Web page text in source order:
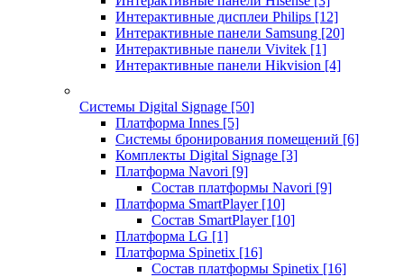
Интерактивные дисплеи Philips [12]
Интерактивные панели Samsung [20]
Интерактивные панели Vivitek [1]
Интерактивные панели Hikvision [4]
Системы Digital Signage [50]
Платформа Innes [5]
Системы бронирования помещений [6]
Комплекты Digital Signage [3]
Платформа Navori [9]
Состав платформы Navori [9]
Платформа SmartPlayer [10]
Состав SmartPlayer [10]
Платформа LG [1]
Платформа Spinetix [16]
Состав платформы Spinetix [16]